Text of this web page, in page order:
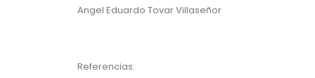
Angel Eduardo Tovar Villaseñor
Referencias: